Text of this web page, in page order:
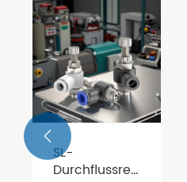
SL-
Durchflussregelventile:
